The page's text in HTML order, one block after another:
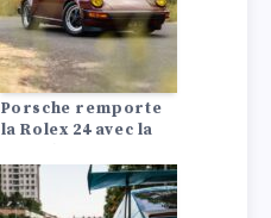
Porsche remporte
la Rolex 24 avec la